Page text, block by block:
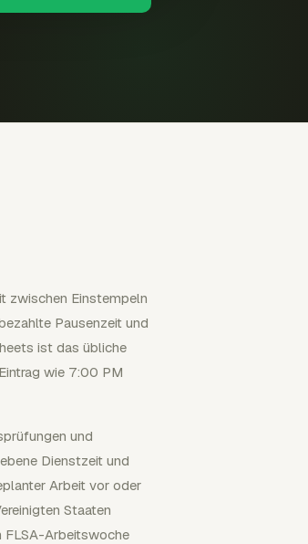
zwischen Einstempeln
Pausenzeit und
ist das übliche
wie 7:00 PM
und
Dienstzeit und
Arbeit vor oder
Staaten
FLSA-Arbeitswoche